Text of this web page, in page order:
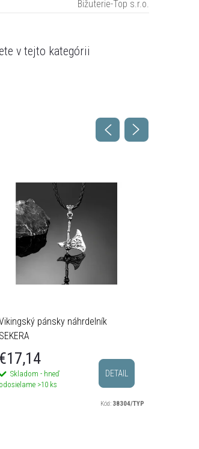
Bižuterie-Top s.r.o.
v tejto kategórii
pánsky náhrdelník
SEKERA
€17,14
Skladom - hneď
odosielame >10 ks
DETAIL
Kód: 38304/TYP